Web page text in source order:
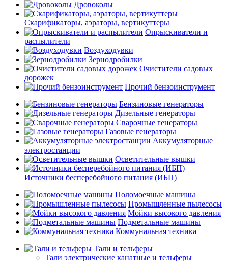
Дровоколы
Скарификаторы, аэраторы, вертикуттеры
Опрыскиватели и
распылители
Воздуходувки
Зернодробилки
Очистители садовых
дорожек
Прочий бензоинструмент
Бензиновые генераторы
Дизельные генераторы
Сварочные генераторы
Газовые генераторы
Аккумуляторные
электростанции
Осветительные вышки
Источники бесперебойного питания (ИБП)
Поломоечные машины
Промышленные пылесосы
Мойки высокого давления
Подметальные машины
Коммунальная техника
Тали и тельферы
Тали электрические канатные и тельферы